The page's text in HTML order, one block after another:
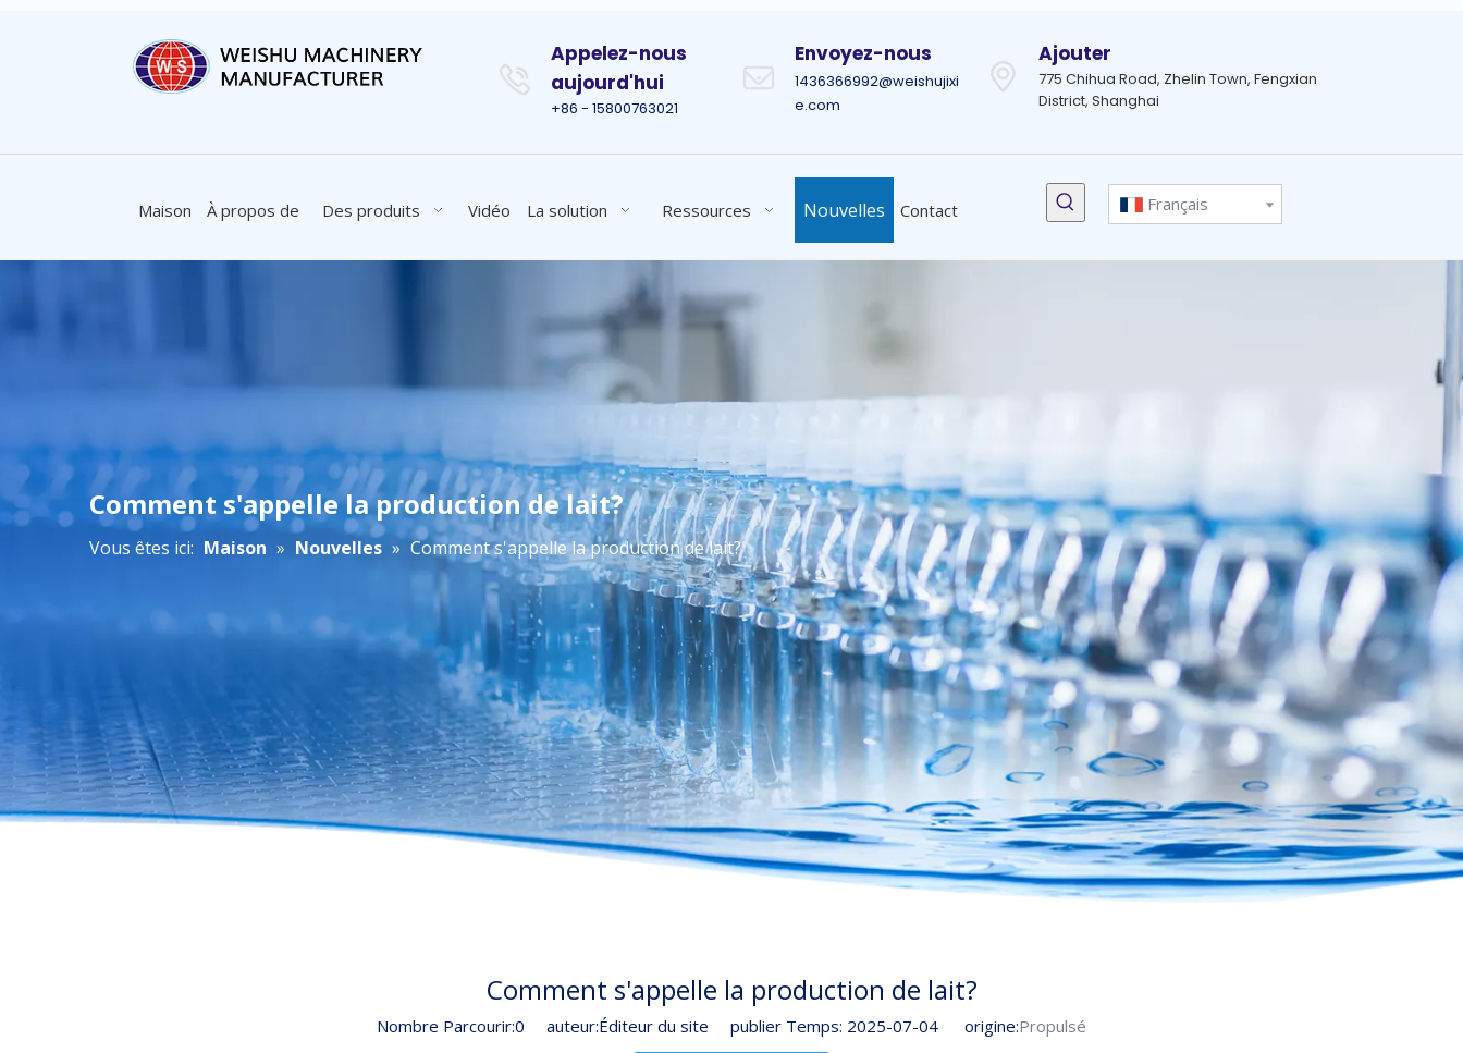
Appelez-nous
aujourd'hui
+86 - 15800763021
Envoyez-nous
1436366992@weishujixi
e.com
Ajouter
775 Chihua Road, Zhelin Town, Fengxian
District, Shanghai
Maison À propos de Des produits Vidéo La solution Ressources Nouvelles Contact Français
Comment s'appelle la production de lait?
Vous êtes ici: Maison » Nouvelles » Comment s'appelle la production de lait?
Comment s'appelle la production de lait?
Nombre Parcourir:0 auteur:Éditeur du site publier Temps: 2025-07-04 origine:Propulsé